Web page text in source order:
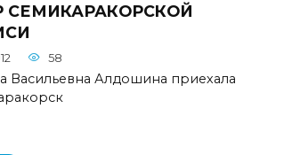
СЕМИКАРАКОРСКОЙ
58
Васильевна Алдошина приехала